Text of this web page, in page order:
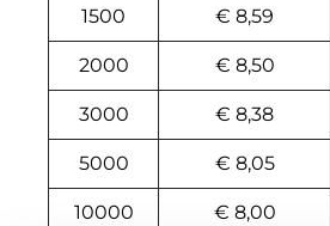
1500 € 8,59
2000 € 8,50
3000 € 8,38
5000 € 8,05
10000 € 8,00